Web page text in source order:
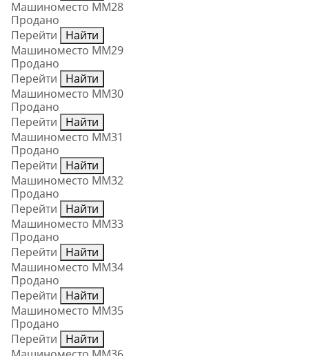
Машиноместо ММ28
Продано
Перейти
Найти
Машиноместо ММ29
Продано
Перейти
Найти
Машиноместо ММ30
Продано
Перейти
Найти
Машиноместо ММ31
Продано
Перейти
Найти
Машиноместо ММ32
Продано
Перейти
Найти
Машиноместо ММ33
Продано
Перейти
Найти
Машиноместо ММ34
Продано
Перейти
Найти
Машиноместо ММ35
Продано
Перейти
Найти